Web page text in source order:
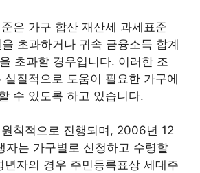
은 가구 합산 재산세 과세표준
초과하거나 귀속 금융소득 합계
초과할 경우입니다. 이러한 조
실질적으로 도움이 필요한 가구에
수 있도록 하고 있습니다.
칙적으로 진행되며, 2006년 12
자는 가구별로 신청하고 수령할
년자의 경우 주민등록표상 세대주